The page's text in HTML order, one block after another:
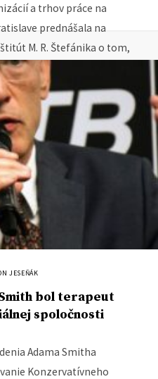
a trhov práce na
prednášala na
M. R. Štefánika o tom,
trh práce.
JESEŇÁK
bol terapeut
spoločnosti
Adama Smitha
Konzervatívneho